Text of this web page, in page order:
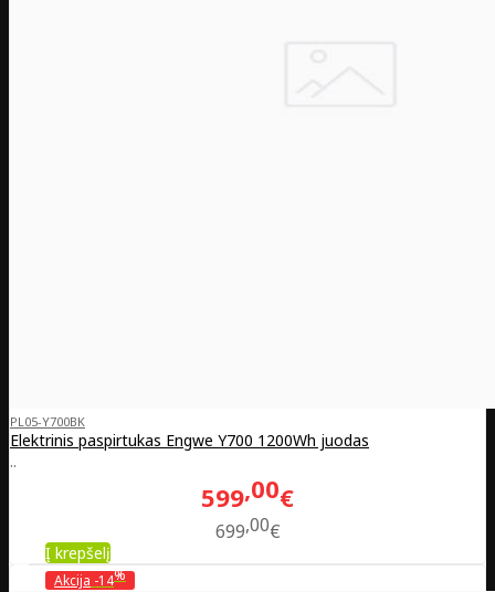
PL05-Y700BK
Elektrinis paspirtukas Engwe Y700 1200Wh juodas
..
599 00€
699 00€
Į krepšelį
Akcija -14%